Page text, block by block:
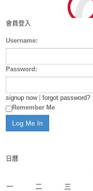
會員登入
Username:
Password:
signup now| forgot password?
Remember Me
日曆
一
二 三